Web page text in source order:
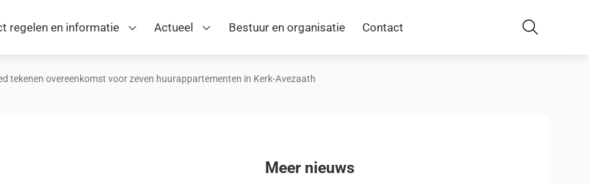
regelen en informatie Actueel Bestuur en organisatie Contact Zoeken
tekenen overeenkomst voor zeven huurappartementen in Kerk-Avezaath
Meer nieuws